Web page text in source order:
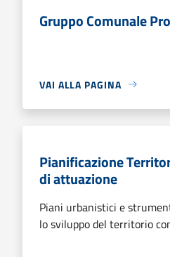
Gruppo Comunale
VAI ALLA PAGINA
Pianificazione
di attuazione
Piani urbanistici e
lo sviluppo del territorio